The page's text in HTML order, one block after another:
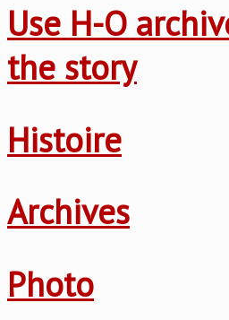
Use H-O
the story
Histoire
Archives
Photo